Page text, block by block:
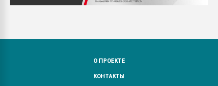
О ПРОЕКТЕ
КОНТАКТЫ